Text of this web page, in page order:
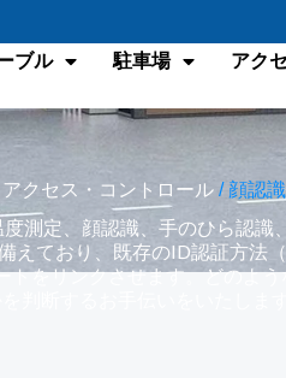
ブル 駐車場 アク
アクセス・コントロール / 顔認
測定、顔認識、手のひら認
ており、既存のID認証方
をリンクさせます。どのよ